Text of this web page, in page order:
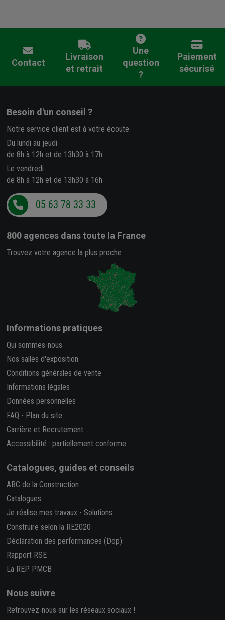
Contact
Livraison
et retrait
Une
question
?
Paiement
sécurisé
Besoin d'un conseil ?
Notre service client est à votre écoute
Du lundi au jeudi
de 8h à 12h et de 13h30 à 17h
Le vendredi
de 8h à 12h et de 13h30 à 16h
05 63 78 33 33
800 agences dans toute la France
Trouvez votre agence la plus proche
Informations pratiques
Qui sommes-nous
Nos salles d'exposition
Conditions générales de vente
Informations légales
Données personnelles
FAQ - Plan du site
Carrière et Recrutement
Accessibilité : partiellement conforme
Catalogues, guides et conseils
ABC de la Construction
Catalogues
Je réalise mes travaux - Solutions
Construire selon la RE2020
Déclaration des performances (Dop)
Rapport RSE
La REP PMCB
Nous suivre
Retrouvez-nous sur les réseaux sociaux !